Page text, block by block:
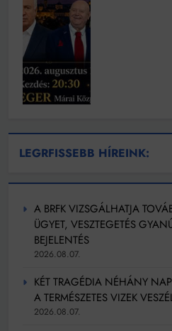
LEGRFISSEBB HÍREINK:
A BRFK VIZSGÁLHATJA
ÜGYET, VESZTEGETÉS
BEJELENTÉS
2026.08.07.
KÉT TRAGÉDIA NÉHÁNY
A TERMÉSZETES VIZEK
2026.08.07.